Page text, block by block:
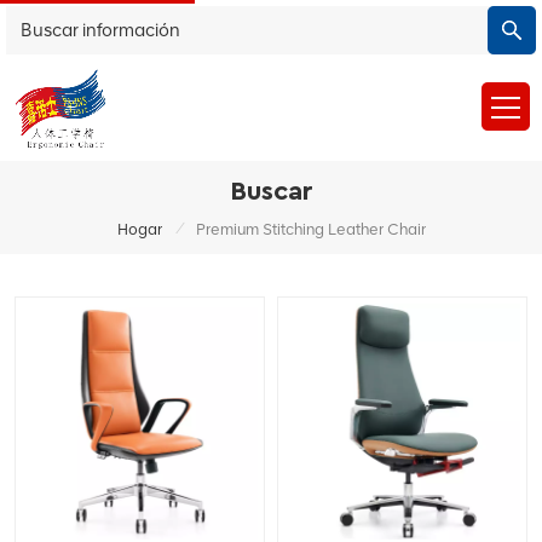
Buscar
Hogar / Premium Stitching Leather Chair